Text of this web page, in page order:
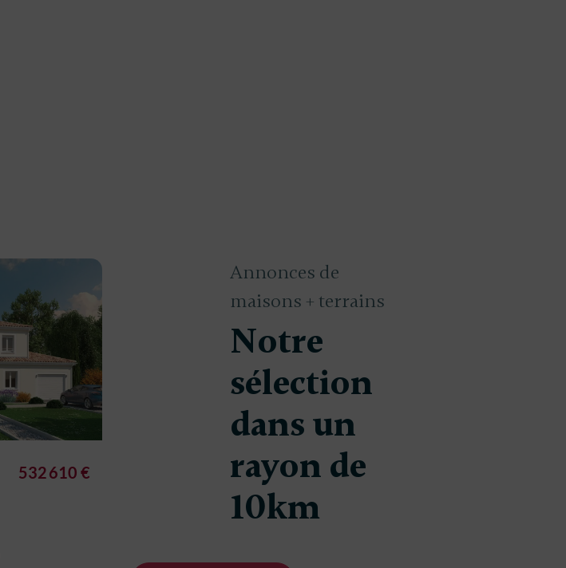
Annonces de
maisons + terrains
Notre
sélection
dans un
rayon de
10km
532 610 €
construire à
(33470)
3 chambres
437 940 €